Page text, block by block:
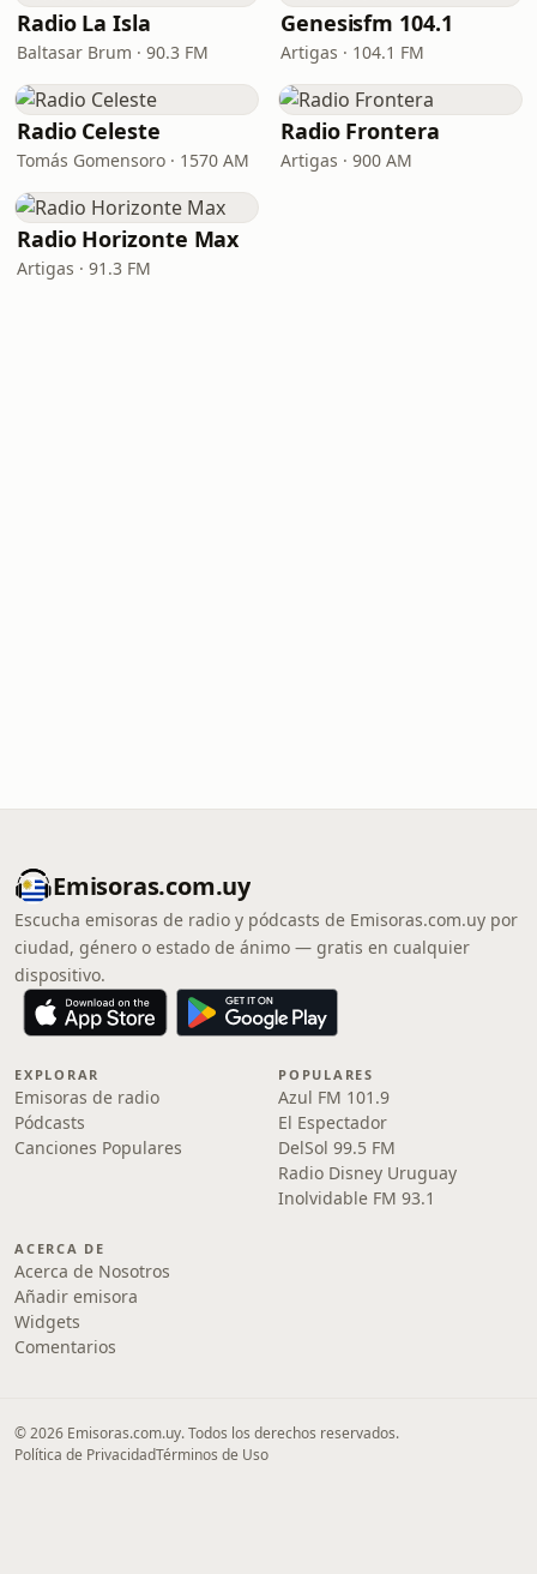
Radio La Isla
Baltasar Brum · 90.3 FM
Genesisfm 104.1
Artigas · 104.1 FM
Radio Celeste
Tomás Gomensoro · 1570 AM
Radio Frontera
Artigas · 900 AM
Radio Horizonte Max
Artigas · 91.3 FM
Emisoras.com.uy
Escucha emisoras de radio y pódcasts de Emisoras.com.uy por
ciudad, género o estado de ánimo — gratis en cualquier
dispositivo.
EXPLORAR
Emisoras de radio
Pódcasts
Canciones Populares
POPULARES
Azul FM 101.9
El Espectador
DelSol 99.5 FM
Radio Disney Uruguay
Inolvidable FM 93.1
ACERCA DE
Acerca de Nosotros
Añadir emisora
Widgets
Comentarios
© 2026 Emisoras.com.uy. Todos los derechos reservados.
Política de PrivacidadTérminos de Uso